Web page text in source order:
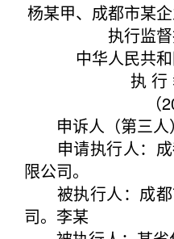
杨某甲、成都市某
执行监
中华人民共
执 行
（
申诉人（第三人
申请执行人：成
限公司。
被执行人：成都
司。李某